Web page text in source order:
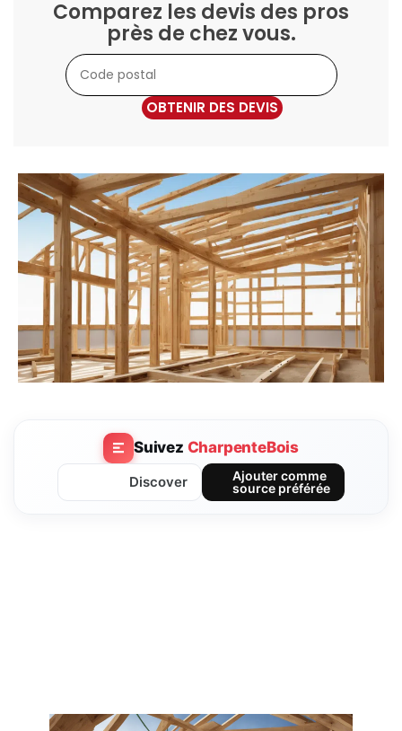
Comparez les devis des pros
près de chez vous.
OBTENIR DES DEVIS
Suivez CharpenteBois
Discover
Ajouter comme
source préférée